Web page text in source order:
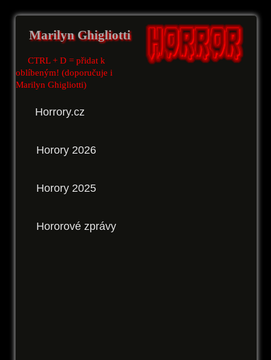
Marilyn Ghigliotti
CTRL + D = přidat k
oblíbeným! (doporučuje i
Marilyn Ghigliotti)
Horrory.cz
Horory 2026
Horory 2025
Hororové zprávy